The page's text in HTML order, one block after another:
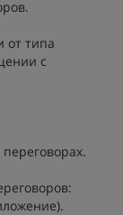
от типа
с